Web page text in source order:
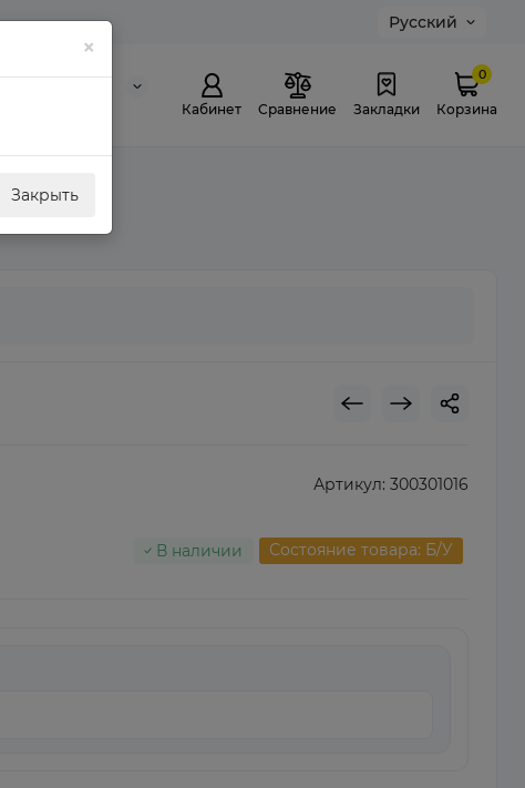
Русский
800 311 307
Кабинет Сравнение Закладки
0
Корзина
×
Закрыть
Артикул: 300301016
В наличии Состояние товара: Б/У